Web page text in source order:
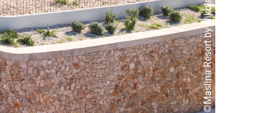
©Maslina Resort by Nikola Radovani